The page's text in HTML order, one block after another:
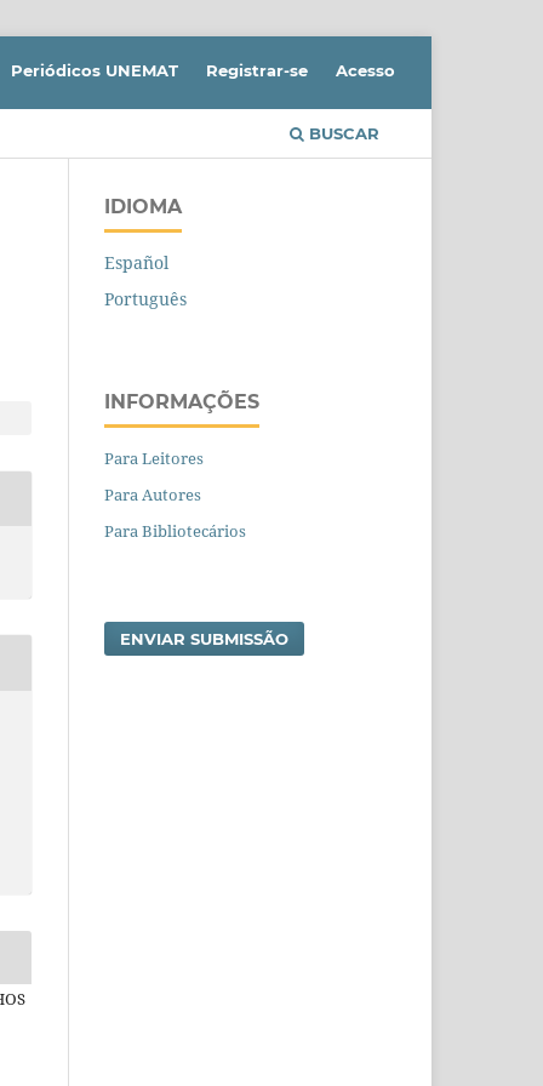
BUSCAR
Periódicos UNEMAT Registrar-se Acesso
IDIOMA
Español
Português
INFORMAÇÕES
Para Leitores
Para Autores
Para Bibliotecários
ENVIAR SUBMISSÃO